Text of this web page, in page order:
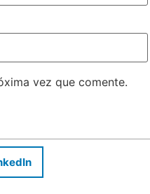
vez que comente.